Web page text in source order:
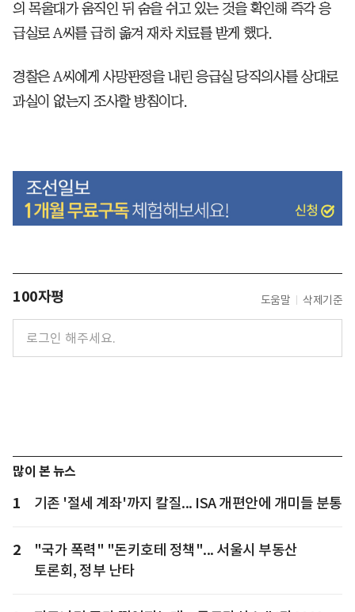
의 목울대가 움직인 뒤 숨을 쉬고 있는 것을 확인해 즉각 응
급실로 A씨를 급히 옮겨 재차 치료를 받게 했다.
경찰은 A씨에게 사망판정을 내린 응급실 당직의사를 상대로
과실이 없는지 조사할 방침이다.
100자평 도움말 삭제기준
많이 본 뉴스
1 기존 '절세 계좌'까지 칼질... ISA 개편안에 개미들 분통
2
"국가 폭력" "돈키호테 정책"... 서울시 부동산
토론회, 정부 난타